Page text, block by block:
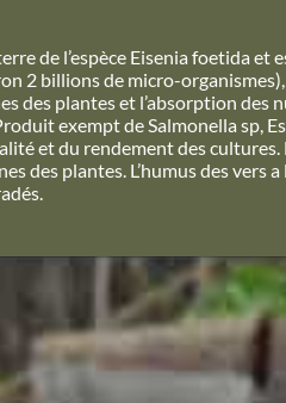
de l’espèce Eisenia foetida
2 billions de micro-
des plantes et l’absorption
exempt de Salmonella sp,
et du rendement des cultures.
des plantes. L’humus des vers